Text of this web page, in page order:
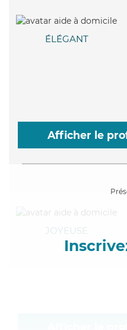
ÉLÉGANT
Afficher le
JOYEUSE